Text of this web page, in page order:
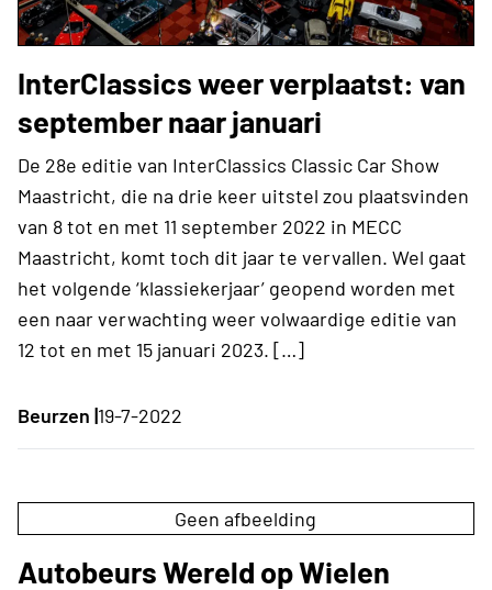
InterClassics weer verplaatst: van
september naar januari
De 28e editie van InterClassics Classic Car Show
Maastricht, die na drie keer uitstel zou plaatsvinden
van 8 tot en met 11 september 2022 in MECC
Maastricht, komt toch dit jaar te vervallen. Wel gaat
het volgende ‘klassiekerjaar’ geopend worden met
een naar verwachting weer volwaardige editie van
12 tot en met 15 januari 2023. […]
Beurzen |19-7-2022
Geen afbeelding
Autobeurs Wereld op Wielen